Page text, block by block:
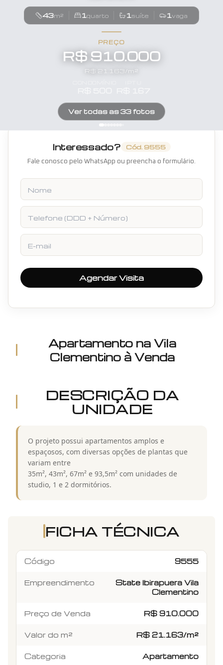
43m² 1quarto 1suíte 1vaga
PREÇO
R$ 910.000
R$ 21.163/m²
Ver todas as33fotos
Apartamento na Vila
Clementino à Venda
DESCRIÇÃO DA
UNIDADE
O projeto possui apartamentos amplos e
espaçosos, com diversas opções de plantas que
variam entre
35m², 43m², 67m² e 93,5m² com unidades de
studio, 1 e 2 dormitórios.
FICHA TÉCNICA
Código 9555
Empreendimento
State Ibirapuera Vila
Clementino
Preço de Venda R$ 910.000
Valor do m² R$ 21.163/m²
Categoria Apartamento
Interessado? Cód. 9555
Fale conosco pelo WhatsApp ou preencha o formulário.
Nome
Telefone
E-mail
Agendar Visita